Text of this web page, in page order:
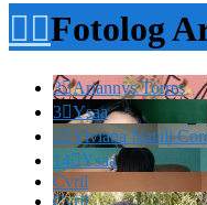
Fotolog
3Ariannys Torres
3Ysaa
2Viviana Natali
14Ysaa
Cvril
Cvril